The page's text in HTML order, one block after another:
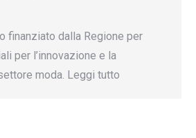
finanziato dalla Regione per
per l’innovazione e la
moda. Leggi tutto